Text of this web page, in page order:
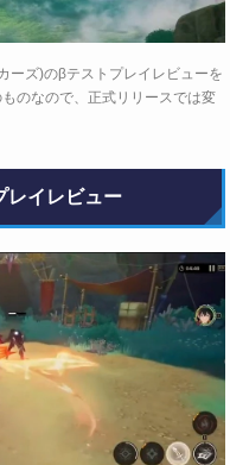
ーズ)のβテストプレイレビューを
のなので、正式リリースでは変
レイレビュー